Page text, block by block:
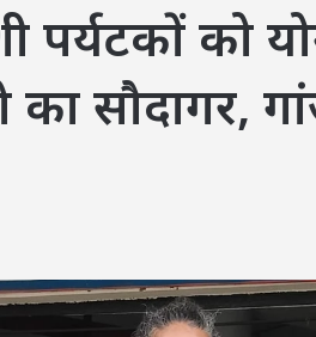
पर्यटकों को
का सौदागर,